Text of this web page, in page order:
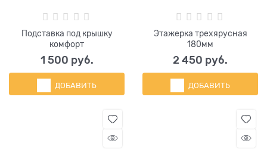
Подставка под крышку
комфорт
1 500 руб.
ДОБАВИТЬ
Этажерка трехярусная
180мм
2 450 руб.
ДОБАВИТЬ